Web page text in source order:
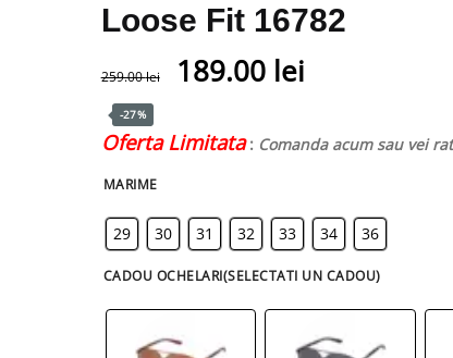
Loose Fit 16782
259.00lei 189.00 lei
-27%
Oferta Limitata : Comanda acum sau vei
MARIME
29 30 31 32 33 34 36
CADOU OCHELARI(SELECTATI UN CADOU)